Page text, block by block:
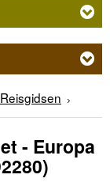
Reisgidsen
- Europa